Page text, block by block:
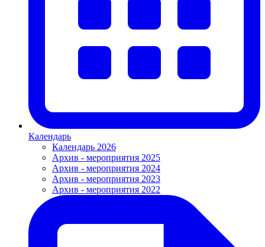
Календарь
Календарь 2026
Архив - мероприятия 2025
Архив - мероприятия 2024
Архив - мероприятия 2023
Архив - мероприятия 2022